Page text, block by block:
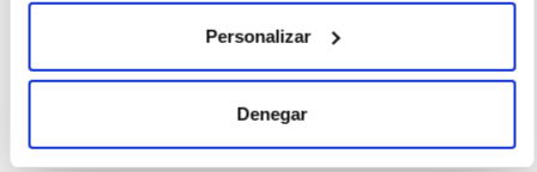
Personalizar
Denegar
Otras ofertas de KIA SPORTAGE